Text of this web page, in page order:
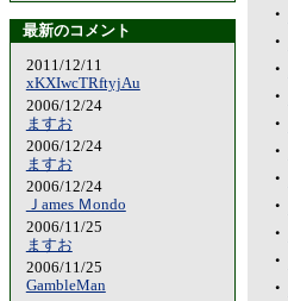
最新のコメント
2011/12/11
xKXIwcTRftyjAu
2006/12/24
ますお
2006/12/24
ますお
2006/12/24
Ｊames Ｍondo
2006/11/25
ますお
2006/11/25
GambleMan
・
・
・
・
・
・
・
・
・
・
・